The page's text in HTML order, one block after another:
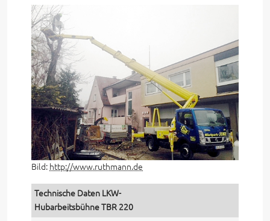
Bild: http://www.ruthmann.de
Technische Daten LKW-
Hubarbeitsbühne TBR 220